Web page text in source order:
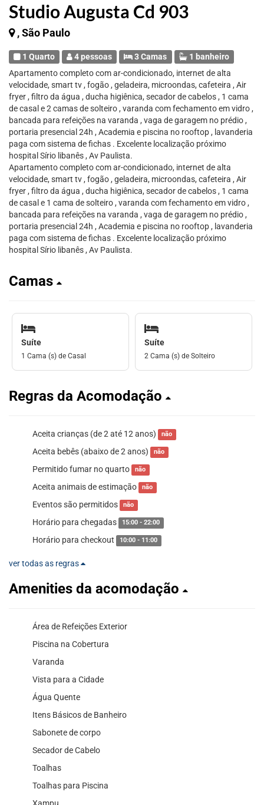
Studio Augusta Cd 903
, São Paulo
1 Quarto 4 pessoas 3 Camas
1 banheiro
Apartamento completo com ar-condicionado, internet de alta
velocidade, smart tv , fogão , geladeira, microondas, cafeteira , Air
fryer , filtro da água , ducha higiênica, secador de cabelos , 1 cama
de casal e 2 camas de solteiro , varanda com fechamento em vidro ,
bancada para refeições na varanda , vaga de garagem no prédio ,
portaria presencial 24h , Academia e piscina no rooftop , lavanderia
paga com sistema de fichas . Excelente localização próximo
hospital Sírio libanês , Av Paulista.
Apartamento completo com ar-condicionado, internet de alta
velocidade, smart tv , fogão , geladeira, microondas, cafeteira , Air
fryer , filtro da água , ducha higiênica, secador de cabelos , 1 cama
de casal e 1 cama de solteiro , varanda com fechamento em vidro ,
bancada para refeições na varanda , vaga de garagem no prédio ,
portaria presencial 24h , Academia e piscina no rooftop , lavanderia
paga com sistema de fichas . Excelente localização próximo
hospital Sírio libanês , Av Paulista.
Camas
Suíte
1 Cama (s) de Casal
Suíte
2 Cama (s) de Solteiro
Regras da Acomodação
Aceita crianças (de 2 até 12 anos) não
Aceita bebês (abaixo de 2 anos) não
Permitido fumar no quarto não
Aceita animais de estimação não
Eventos são permitidos não
Horário para chegadas 15:00 - 22:00
Horário para checkout 10:00 - 11:00
ver todas as regras
Amenities da acomodação
Área de Refeições Exterior
Piscina na Cobertura
Varanda
Vista para a Cidade
Água Quente
Itens Básicos de Banheiro
Sabonete de corpo
Secador de Cabelo
Toalhas
Toalhas para Piscina
Xampu